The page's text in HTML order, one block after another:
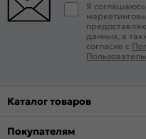
Я
данных, а
согласие с
Каталог товаров
Покупателям